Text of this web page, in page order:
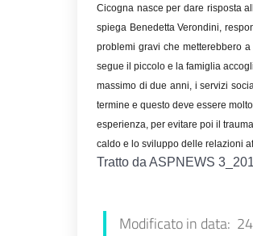
Cicogna nasce per dare risposta
spiega Benedetta Verondini,
problemi gravi che metterebbero
segue il piccolo e la famiglia
massimo di due anni, i servizi
termine e questo deve essere
esperienza, per evitare poi il
caldo e lo sviluppo delle relazioni
Tratto da ASPNEWS
Modificato in data: